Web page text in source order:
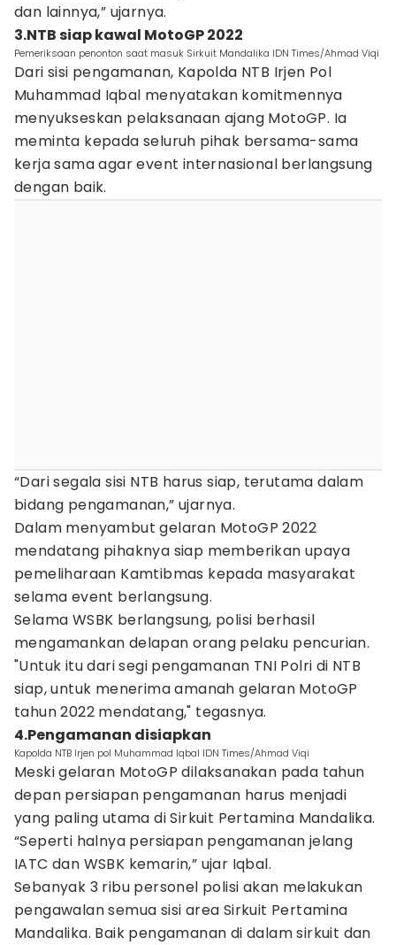
dan lainnya,” ujarnya.
3.NTB siap kawal MotoGP 2022
Pemeriksaan penonton saat masuk Sirkuit Mandalika IDN Times/Ahmad Viqi
Dari sisi pengamanan, Kapolda NTB Irjen Pol
Muhammad Iqbal menyatakan komitmennya
menyukseskan pelaksanaan ajang MotoGP. Ia
meminta kepada seluruh pihak bersama-sama
kerja sama agar event internasional berlangsung
dengan baik.
“Dari segala sisi NTB harus siap, terutama dalam
bidang pengamanan,” ujarnya.
Dalam menyambut gelaran MotoGP 2022
mendatang pihaknya siap memberikan upaya
pemeliharaan Kamtibmas kepada masyarakat
selama event berlangsung.
Selama WSBK berlangsung, polisi berhasil
mengamankan delapan orang pelaku pencurian.
"Untuk itu dari segi pengamanan TNI Polri di NTB
siap, untuk menerima amanah gelaran MotoGP
tahun 2022 mendatang," tegasnya.
4.Pengamanan disiapkan
Kapolda NTB Irjen pol Muhammad Iqbal IDN Times/Ahmad Viqi
Meski gelaran MotoGP dilaksanakan pada tahun
depan persiapan pengamanan harus menjadi
yang paling utama di Sirkuit Pertamina Mandalika.
“Seperti halnya persiapan pengamanan jelang
IATC dan WSBK kemarin,” ujar Iqbal.
Sebanyak 3 ribu personel polisi akan melakukan
pengawalan semua sisi area Sirkuit Pertamina
Mandalika. Baik pengamanan di dalam sirkuit dan